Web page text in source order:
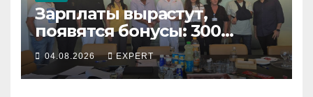
Зарплаты вырастут,
появятся бонусы: 300
сотрудников «Штраус»
получили новый
коллективный договор
04.08.2026 EXPERT